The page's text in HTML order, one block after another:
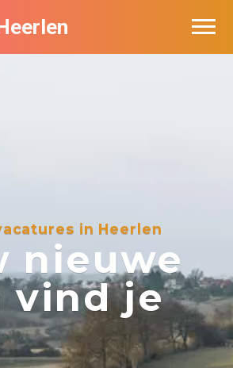
in Heerlen
nieuwe
vind je
in Heerlen